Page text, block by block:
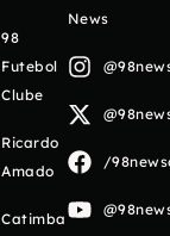
98
Futebol
Clube
Ricardo
Amado
Catimba
News
/